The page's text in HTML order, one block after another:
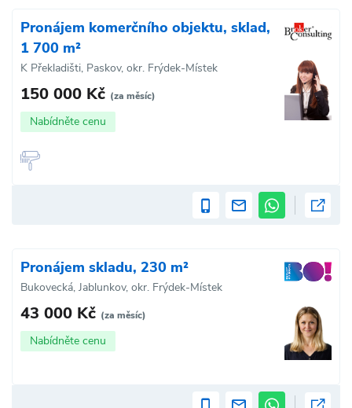
Pronájem komerčního objektu, sklad,
1 700 m²
K Překladišti, Paskov, okr. Frýdek-Místek
150 000 Kč (za měsíc)
Nabídněte cenu
Pronájem skladu, 230 m²
Bukovecká, Jablunkov, okr. Frýdek-Místek
43 000 Kč (za měsíc)
Nabídněte cenu